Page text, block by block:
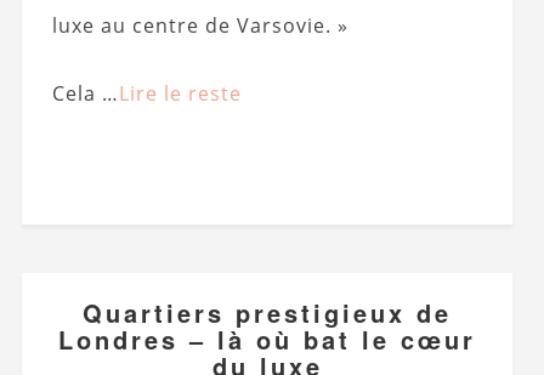
luxe au centre de Varsovie. »
Cela …Lire le reste
Quartiers prestigieux de
Londres – là où bat le cœur
du luxe